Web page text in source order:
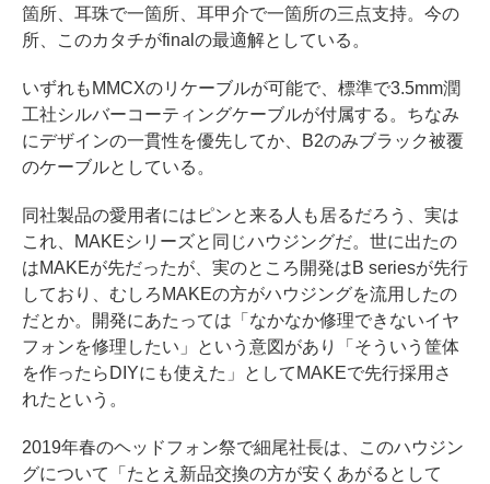
箇所、耳珠で一箇所、耳甲介で一箇所の三点支持。今の
所、このカタチがfinalの最適解としている。
いずれもMMCXのリケーブルが可能で、標準で3.5mm潤
工社シルバーコーティングケーブルが付属する。ちなみ
にデザインの一貫性を優先してか、B2のみブラック被覆
のケーブルとしている。
同社製品の愛用者にはピンと来る人も居るだろう、実は
これ、MAKEシリーズと同じハウジングだ。世に出たの
はMAKEが先だったが、実のところ開発はB seriesが先行
しており、むしろMAKEの方がハウジングを流用したの
だとか。開発にあたっては「なかなか修理できないイヤ
フォンを修理したい」という意図があり「そういう筐体
を作ったらDIYにも使えた」としてMAKEで先行採用さ
れたという。
2019年春のヘッドフォン祭で細尾社長は、このハウジン
グについて「たとえ新品交換の方が安くあがるとして